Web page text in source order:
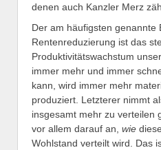
denen auch Kanzler Merz
Der am häufigsten genannte
Rentenreduzierung ist das
Produktivitätswachstum
immer mehr und immer
kann, wird immer mehr
produziert. Letzterer nimmt
insgesamt mehr zu verteilen
vor allem darauf an, wie
Wohlstand verteilt wird. Das